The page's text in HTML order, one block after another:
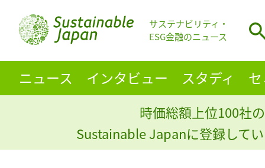
サステナビリティ・
ESG金融のニュース
ニュース インタビュー スタディ
時価総額上位100社
Sustainable Japanに登録して